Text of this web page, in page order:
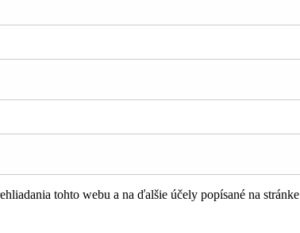
tohto webu a na ďalšie účely popísané na stránke